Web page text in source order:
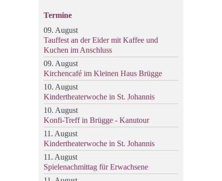
Termine
09. August
Tauffest an der Eider mit Kaffee und
Kuchen im Anschluss
09. August
Kirchencafé im Kleinen Haus Brügge
10. August
Kindertheaterwoche in St. Johannis
10. August
Konfi-Treff in Brügge - Kanutour
11. August
Kindertheaterwoche in St. Johannis
11. August
Spielenachmittag für Erwachsene